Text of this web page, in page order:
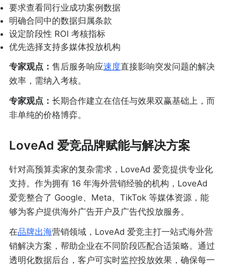
要求查看同行业成功案例数据
明确合同中的数据归属条款
设定阶段性 ROI 考核指标
优先选择支持多媒体投放机构
专家观点： 售后服务响应速度直接影响突发问题的解决
效率，需纳入考核。
专家观点： 长期合作建立在信任与效果双赢基础上，而
非单纯的价格博弈。
LoveAd 爱竞品牌赋能与解决方案
针对高预算卖家的复杂需求，LoveAd 爱竞提供专业化
支持。作为拥有 16 年海外营销经验的机构，LoveAd
爱竞整合了 Google、Meta、TikTok 等媒体资源，能
够为客户提供海外广告开户及广告代投放服务。
在品牌出海营销领域，LoveAd 爱竞主打一站式海外营
销解决方案，帮助企业在不同阶段匹配合适策略。通过
透明化数据后台，客户可实时监控投放效果，确保每一